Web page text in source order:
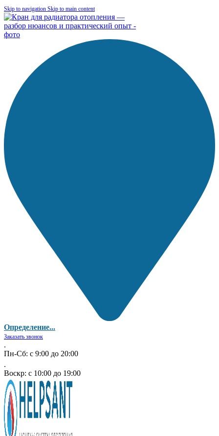
Skip to navigation Skip to main content
Определение...
Заказать звонок
.
Пн-Сб: с 9:00 до 20:00
.
Воскр: с 10:00 до 19:00